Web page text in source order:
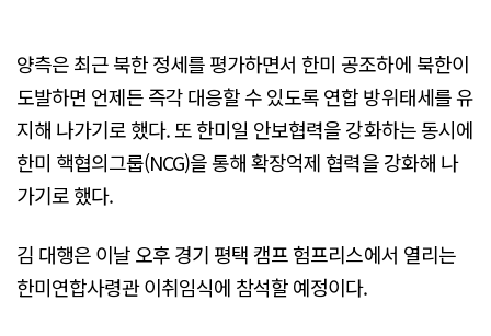
양측은 최근 북한 정세를 평가하면서 한미 공조하에 북한이
도발하면 언제든 즉각 대응할 수 있도록 연합 방위태세를 유
지해 나가기로 했다. 또 한미일 안보협력을 강화하는 동시에
한미 핵협의그룹(NCG)을 통해 확장억제 협력을 강화해 나
가기로 했다.
김 대행은 이날 오후 경기 평택 캠프 험프리스에서 열리는
한미연합사령관 이취임식에 참석할 예정이다.